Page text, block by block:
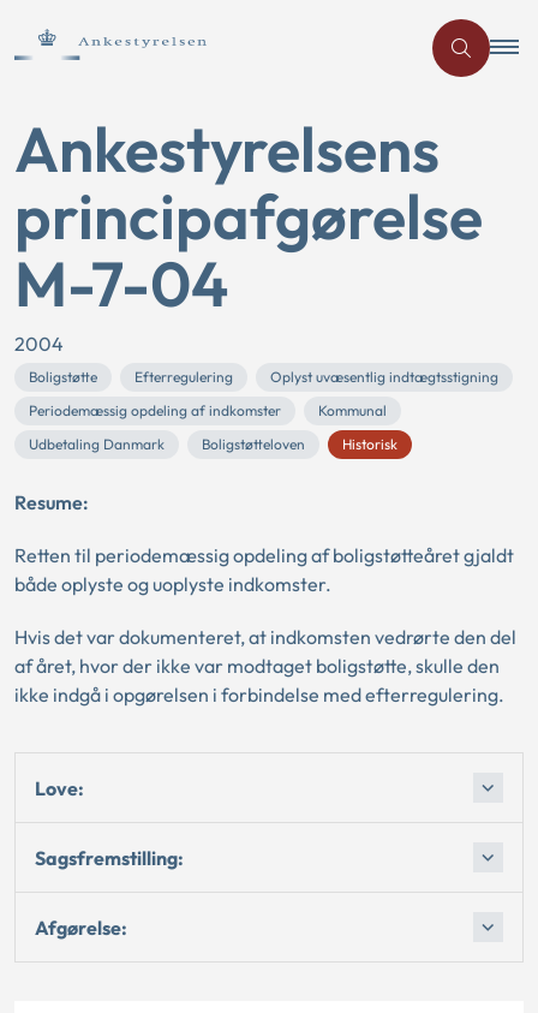
Ankestyrelsens
principafgørelse
M-7-04
2004
Boligstøtte Efterregulering
Oplyst uvæsentlig indtægtsstigning
Periodemæssig opdeling af indkomster
Kommunal
Udbetaling Danmark
Boligstøtteloven Historisk
Resume:
Retten til periodemæssig opdeling af boligstøtteåret gjaldt
både oplyste og uoplyste indkomster.
Hvis det var dokumenteret, at indkomsten vedrørte den del
af året, hvor der ikke var modtaget boligstøtte, skulle den
ikke indgå i opgørelsen i forbindelse med efterregulering.
Love:
Sagsfremstilling:
Afgørelse: